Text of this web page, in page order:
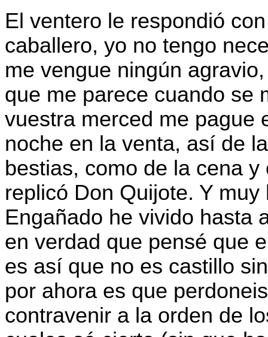
El ventero le respondió
caballero, yo no tengo
me vengue ningún
que me parece cuando se
vuestra merced me pague
noche en la venta, así de
bestias, como de la cena
replicó Don Quijote. Y
Engañado he vivido hasta
en verdad que pensé que
es así que no es castillo
por ahora es que
contravenir a la orden de